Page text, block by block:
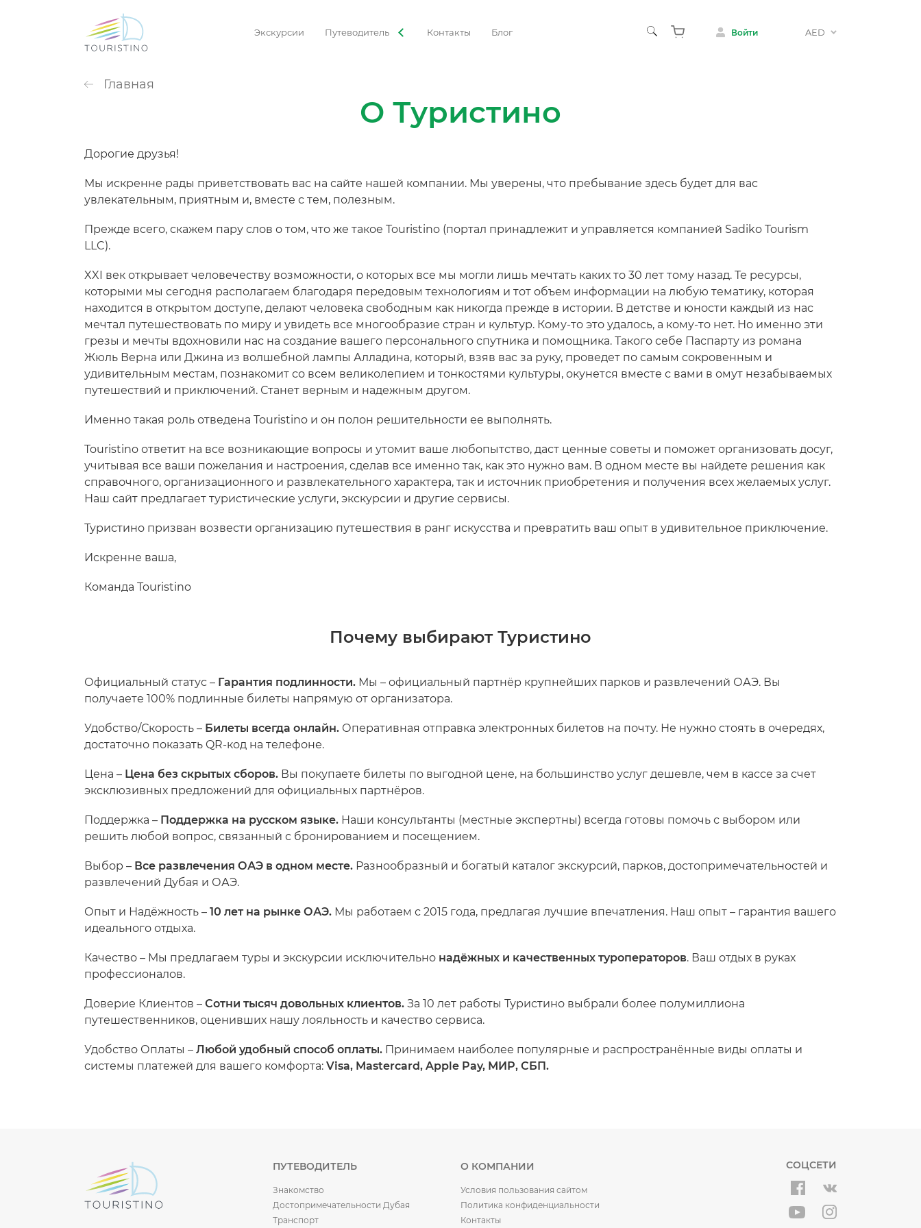
Войти AED
Экскурсии Путеводитель Контакты Блог
Главная
О Туристино
Дорогие друзья!
Мы искренне рады приветствовать вас на сайте нашей компании. Мы уверены, что пребывание здесь будет для вас
увлекательным, приятным и, вместе с тем, полезным.
Прежде всего, скажем пару слов о том, что же такое Touristino (портал принадлежит и управляется компанией Sadiko Tourism
LLC).
XXI век открывает человечеству возможности, о которых все мы могли лишь мечтать каких то 30 лет тому назад. Те ресурсы,
которыми мы сегодня располагаем благодаря передовым технологиям и тот объем информации на любую тематику, которая
находится в открытом доступе, делают человека свободным как никогда прежде в истории. В детстве и юности каждый из нас
мечтал путешествовать по миру и увидеть все многообразие стран и культур. Кому-то это удалось, а кому-то нет. Но именно эти
грезы и мечты вдохновили нас на создание вашего персонального спутника и помощника. Такого себе Паспарту из романа
Жюль Верна или Джина из волшебной лампы Алладина, который, взяв вас за руку, проведет по самым сокровенным и
удивительным местам, познакомит со всем великолепием и тонкостями культуры, окунется вместе с вами в омут незабываемых
путешествий и приключений. Станет верным и надежным другом.
Именно такая роль отведена Touristino и он полон решительности ее выполнять.
Touristino ответит на все возникающие вопросы и утомит ваше любопытство, даст ценные советы и поможет организовать досуг,
учитывая все ваши пожелания и настроения, сделав все именно так, как это нужно вам. В одном месте вы найдете решения как
справочного, организационного и развлекательного характера, так и источник приобретения и получения всех желаемых услуг.
Наш сайт предлагает туристические услуги, экскурсии и другие сервисы.
Туристино призван возвести организацию путешествия в ранг искусства и превратить ваш опыт в удивительное приключение.
Искренне ваша,
Команда Touristino
Почему выбирают Туристино
Официальный статус – Гарантия подлинности. Мы – официальный партнёр крупнейших парков и развлечений ОАЭ. Вы
получаете 100% подлинные билеты напрямую от организатора.
Удобство/Скорость – Билеты всегда онлайн. Оперативная отправка электронных билетов на почту. Не нужно стоять в очередях,
достаточно показать QR-код на телефоне.
Цена – Цена без скрытых сборов. Вы покупаете билеты по выгодной цене, на большинство услуг дешевле, чем в кассе за счет
эксклюзивных предложений для официальных партнёров.
Поддержка – Поддержка на русском языке. Наши консультанты (местные экспертны) всегда готовы помочь с выбором или
решить любой вопрос, связанный с бронированием и посещением.
Выбор – Все развлечения ОАЭ в одном месте. Разнообразный и богатый каталог экскурсий, парков, достопримечательностей и
развлечений Дубая и ОАЭ.
Опыт и Надёжность – 10 лет на рынке ОАЭ. Мы работаем с 2015 года, предлагая лучшие впечатления. Наш опыт – гарантия вашего
идеального отдыха.
Качество – Мы предлагаем туры и экскурсии исключительно надёжных и качественных туроператоров. Ваш отдых в руках
профессионалов.
Доверие Клиентов – Сотни тысяч довольных клиентов. За 10 лет работы Туристино выбрали более полумиллиона
путешественников, оценивших нашу лояльность и качество сервиса.
Удобство Оплаты – Любой удобный способ оплаты. Принимаем наиболее популярные и распространённые виды оплаты и
системы платежей для вашего комфорта: Visa, Mastercard, Apple Pay, МИР, СБП.
ПУТЕВОДИТЕЛЬ
Знакомство
Достопримечательности Дубая
Транспорт
О КОМПАНИИ
Условия пользования сайтом
Политика конфиденциальности
Контакты
СОЦСЕТИ